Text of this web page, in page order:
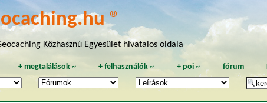
®
Közhasznú Egyesület hivatalos oldala
+ megtalálások~ +felhasználók ~ + poi~ fórum